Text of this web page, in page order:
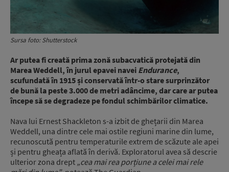
Sursa foto: Shutterstock
Ar putea fi creată prima zonă subacvatică protejată din
Marea Weddell, în jurul epavei navei Endurance,
scufundată în 1915 și conservată într-o stare surprinzător
de bună la peste 3.000 de metri adâncime, dar care ar putea
începe să se degradeze pe fondul schimbărilor climatice.
Nava lui Ernest Shackleton s-a izbit de ghețarii din Marea
Weddell, una dintre cele mai ostile regiuni marine din lume,
recunoscută pentru temperaturile extrem de scăzute ale apei
și pentru gheața aflată în derivă. Exploratorul avea să descrie
ulterior zona drept „cea mai rea porțiune a celei mai rele